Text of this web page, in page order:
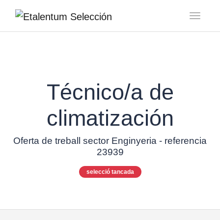
Técnico/a de
climatización
Oferta de treball sector Enginyeria - referencia
23939
selecció tancada